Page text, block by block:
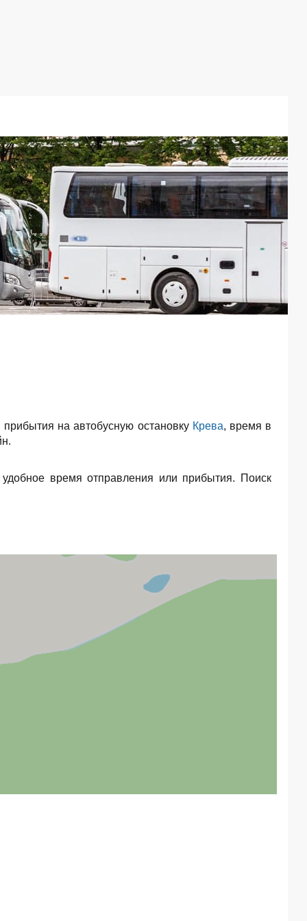
на автобусную остановку Крева, время в
время отправления или прибытия. Поиск